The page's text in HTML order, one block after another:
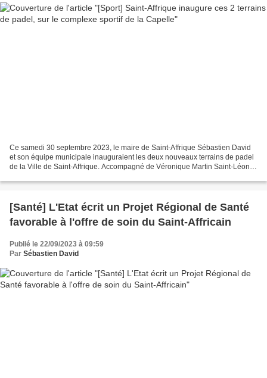
Ce samedi 30 septembre 2023, le maire de Saint-Affrique Sébastien David
et son équipe municipale inauguraient les deux nouveaux terrains de padel
de la Ville de Saint-Affrique. Accompagné de Véronique Martin Saint-Léon,
[Santé] L'Etat écrit un Projet Régional de Santé
favorable à l'offre de soin du Saint-Affricain
Publié le 22/09/2023 à 09:59
Par Sébastien David